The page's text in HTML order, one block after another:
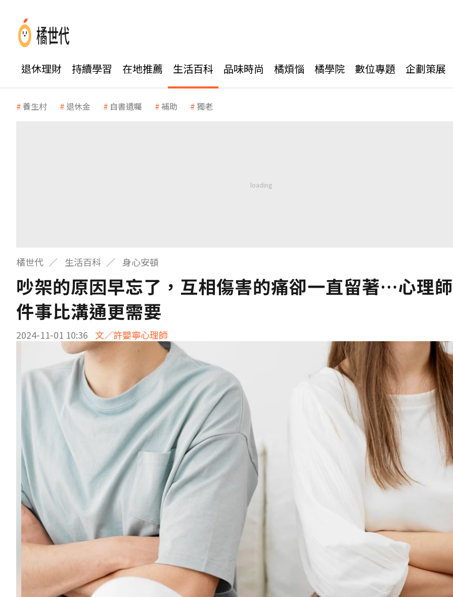
退休理財 持續學習 在地推薦 生活百科 品味時尚 橘煩惱 橘學院 數位專題 企劃策展
養生村 退休金 自書遺囑 補助 獨老
橘世代 生活百科 身心安頓
吵架的原因早忘了，互相傷害的痛卻一直留著…心理
件事比溝通更需要
2024-11-01 10:36 文／許嬰寧心理師